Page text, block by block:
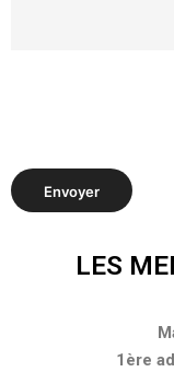
LES
1ère